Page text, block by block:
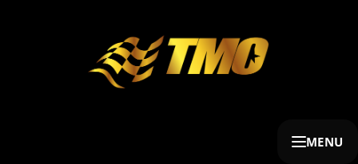
MENU